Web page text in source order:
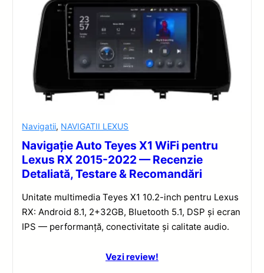
Navigatii, NAVIGATII LEXUS
Navigație Auto Teyes X1 WiFi pentru
Lexus RX 2015-2022 — Recenzie
Detaliată, Testare & Recomandări
Unitate multimedia Teyes X1 10.2-inch pentru Lexus
RX: Android 8.1, 2+32GB, Bluetooth 5.1, DSP și ecran
IPS — performanță, conectivitate și calitate audio.
Vezi review!